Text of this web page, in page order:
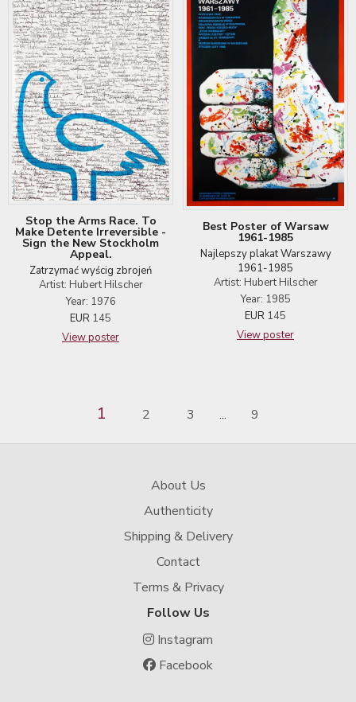
Stop the Arms Race. To
Make Detente Irreversible -
Sign the New Stockholm
Appeal.
Zatrzymać wyścig zbrojeń
Artist: Hubert Hilscher
Year: 1976
EUR 145
View poster
Best Poster of Warsaw
1961-1985
Najlepszy plakat Warszawy
1961-1985
Artist: Hubert Hilscher
Year: 1985
EUR 145
View poster
1 2 3 ... 9
About Us
Authenticity
Shipping & Delivery
Contact
Terms & Privacy
Follow Us
Instagram
Facebook